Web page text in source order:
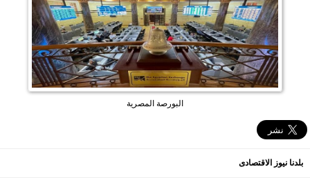
البورصة المصرية
بلدنا نيوز الاقتصادى